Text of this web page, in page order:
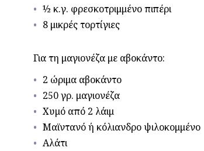
½ κ.γ. φρεσκοτριμμένο πιπέρι
8 μικρές τορτίγιες
Για τη μαγιονέζα με αβοκάντο:
2 ώριμα αβοκάντο
250 γρ. μαγιονέζα
Χυμό από 2 λάιμ
Μαϊντανό ή κόλιανδρο ψιλοκομμένο
Αλάτι